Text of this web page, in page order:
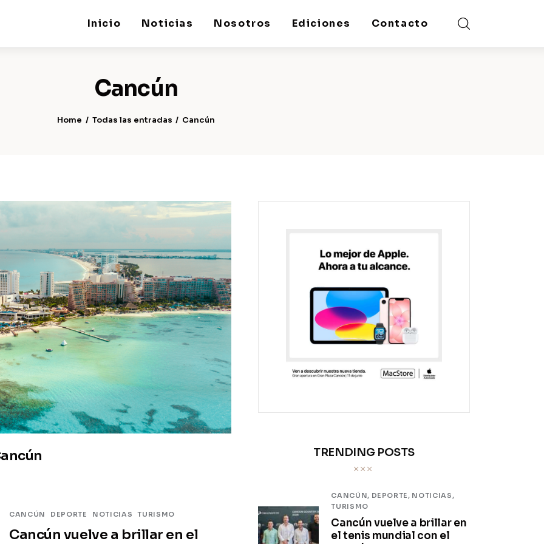
Inicio Noticias Nosotros Ediciones Contacto
Cancún
Home Todas las entradas Cancún
CANCÚN DEPORTE NOTICIAS TURISMO
Cancún vuelve a brillar en el
TRENDING POSTS
CANCÚN, DEPORTE, NOTICIAS,
TURISMO
Cancún vuelve a brillar en
el tenis mundial con el